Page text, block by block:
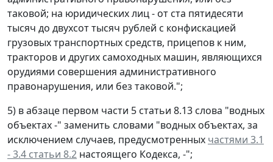
таковой; на юридических лиц - от ста пятидесяти
тысяч до двухсот тысяч рублей с конфискацией
грузовых транспортных средств, прицепов к ним,
тракторов и других самоходных машин, являющихся
орудиями совершения административного
правонарушения, или без таковой.";
5) в абзаце первом части 5 статьи 8.13 слова "водных
объектах -" заменить словами "водных объектах, за
исключением случаев, предусмотренных частями 3.1
- 3.4 статьи 8.2 настоящего Кодекса, -";